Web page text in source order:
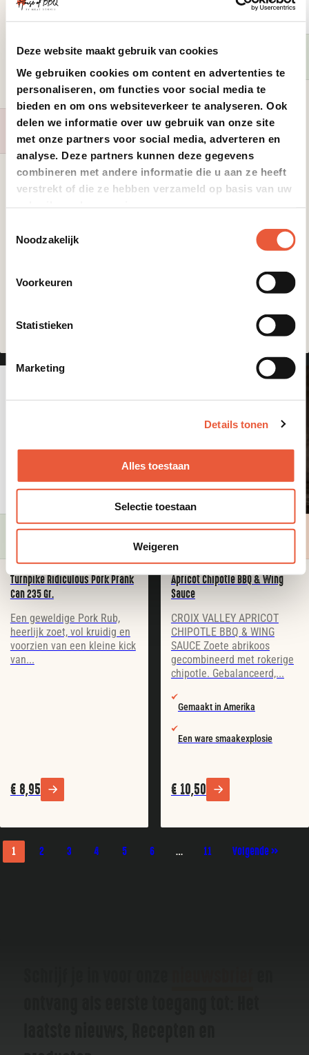
Deze website maakt gebruik van cookies
We gebruiken cookies om content en advertenties te
personaliseren, om functies voor social media te
bieden en om ons websiteverkeer te analyseren. Ook
delen we informatie over uw gebruik van onze site
met onze partners voor social media, adverteren en
analyse. Deze partners kunnen deze gegevens
combineren met andere informatie die u aan ze heeft
verstrekt of die ze hebben verzameld op basis van uw
Noodzakelijk
Voorkeuren
Statistieken
Marketing
Details tonen
Alles toestaan
Selectie toestaan
Weigeren
Croix Valley Bold ‘n Spicy
Bloody Mary Seasoning
Op voorraad
Turnpike Butterb ”N Garlic Can
235 Gr.
Dit is dé must have basis
voor alle soorten vlees,
groenten en zeevruchten.
Turnpike Ridiculous Pork Prank
Can 235 Gr.
Een geweldige Pork Rub,
heerlijk zoet, vol kruidig en
voorzien van een kleine kick
van...
€ 8,95
Apricot Chipotle BBQ & Wing
Sauce
CROIX VALLEY APRICOT
CHIPOTLE BBQ & WING
SAUCE Zoete abrikoos
gecombineerd met rokerige
chipotle. Gebalanceerd,...
Gemaakt in Amerika
Een ware smaakexplosie
€ 10,50
1 2 3 4 5 6 … 11 Volgende »